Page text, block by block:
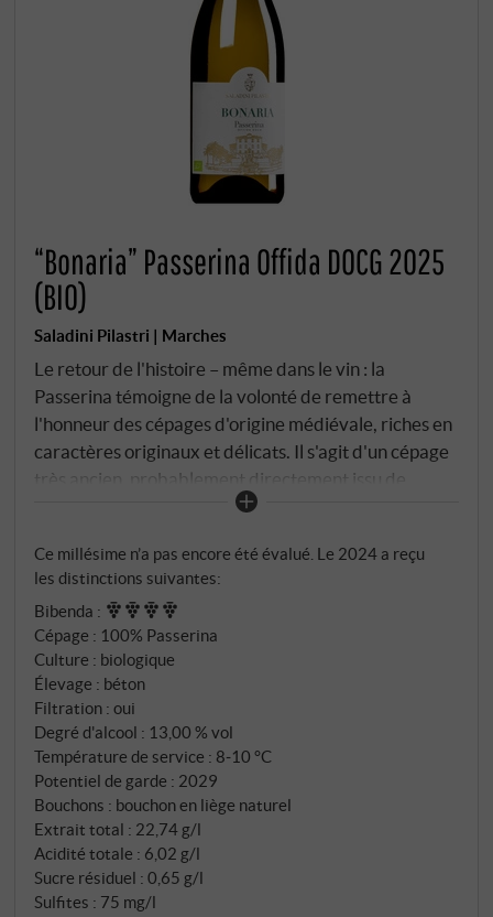
“Bonaria” Passerina Offida DOCG 2025
(BIO)
Saladini Pilastri | Marches
Le retour de l'histoire – même dans le vin : la
Passerina témoigne de la volonté de remettre à
l'honneur des cépages d'origine médiévale, riches en
caractères originaux et délicats. Il s'agit d'un cépage
très ancien, probablement directement issu de
vignes sauvages, qui est peut-être arrivé en Italie dès
histoire : il dérive de l'italien "passero" – moineau. Les
petits oiseaux aimaient tellement les baies sucrées
que le cépage a été nommé en leur honneur. Pendant
des siècles, il est resté secret dans les Marche,
généralement caché dans des cuvées, jusqu'à ce que
des visionnaires comme Saladini Pilastri le
reconnaissent : Ce cépage mérite une carrière en
solo.
Ce millésime n’a pas encore été évalué. Le 2024 a reçu
les distinctions suivantes:
Bibenda :
Cépage : 100% Passerina
Culture : biologique
Élevage : béton
Filtration : oui
Degré d'alcool : 13,00 % vol
Température de service : 8‑10 °C
Potentiel de garde : 2029
Bouchons : bouchon en liège naturel
Extrait total : 22,74 g/l
Acidité totale : 6,02 g/l
Sucre résiduel : 0,65 g/l
Sulfites : 75 mg/l